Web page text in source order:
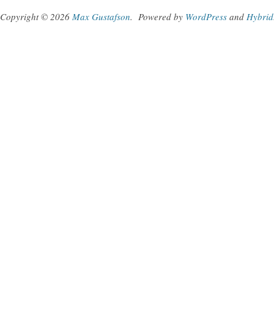
Copyright © 2026 Max Gustafson. Powered by WordPress and Hybrid